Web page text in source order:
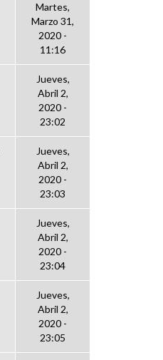
Martes,
Marzo 31,
2020 -
11:16
Jueves,
Abril 2,
2020 -
23:02
Jueves,
Abril 2,
2020 -
23:03
Jueves,
Abril 2,
2020 -
23:04
Jueves,
Abril 2,
2020 -
23:05